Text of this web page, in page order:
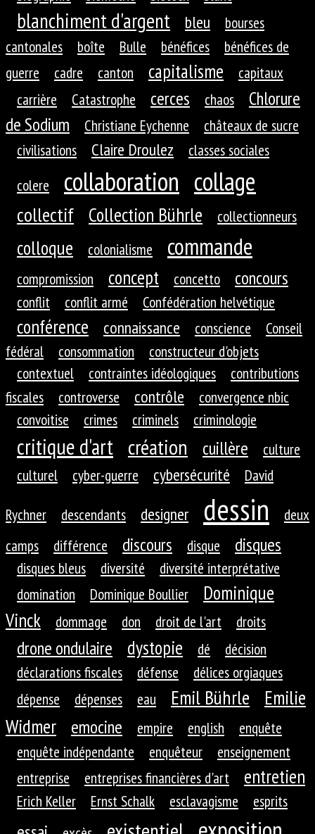
blanchiment d'argent bleu
bourses
cantonales
boîte Bulle bénéfices
bénéfices de
guerre
cadre canton capitalisme
capitaux
carrière
Catastrophe cerces chaos
Chlorure
de Sodium
Christiane Eychenne
châteaux de sucre
civilisations
Claire Droulez
classes sociales
colere
collaboration collage
collectif Collection Bührle collectionneurs
colloque colonialisme commande
compromission concept concetto concours
conflit conflit armé Confédération helvétique
conférence connaissance conscience
Conseil
fédéral
consommation
constructeur d'objets
contextuel
contraintes idéologiques
contributions
fiscales
controverse contrôle
convergence nbic
convoitise
crimes criminels criminologie
critique d'art création cuillère
culture
culturel
cyber-guerre cybersécurité
David
Rychner
descendants designer dessin
deux
camps
différence discours disque disques
disques bleus diversité
diversité interprétative
domination
Dominique Boullier
Dominique
Vinck
dommage don droit de l'art droits
drone ondulaire dystopie dé
décision
déclarations fiscales
défense
délices orgiaques
dépense
dépenses eau Emil Bührle
Emilie
Widmer
emocine empire english
enquête
enquête indépendante
enquêteur
enseignement
entreprise
entreprises financières d'art entretien
Erich Keller Ernst Schalk esclavagisme esprits